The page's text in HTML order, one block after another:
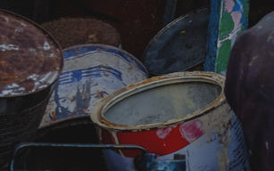
Hit enter to search or ESC to